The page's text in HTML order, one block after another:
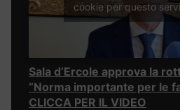
cookie per questo
Sala d’Ercole approva la
“Norma importante per le
CLICCA PER IL VIDEO